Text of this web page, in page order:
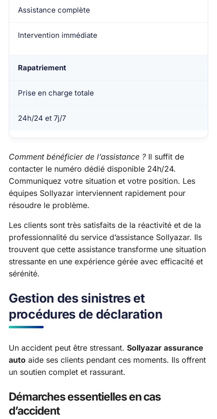
Assistance complète
Intervention immédiate
Rapatriement
Prise en charge totale
24h/24 et 7j/7
Comment bénéficier de l’assistance ? Il suffit de
contacter le numéro dédié disponible 24h/24.
Communiquez votre situation et votre position. Les
équipes Sollyazar interviennent rapidement pour
résoudre le problème.
Les clients sont très satisfaits de la réactivité et de la
professionnalité du service d’assistance Sollyazar. Ils
trouvent que cette assistance transforme une situation
stressante en une expérience gérée avec efficacité et
sérénité.
Gestion des sinistres et
procédures de déclaration
Un accident peut être stressant. Sollyazar assurance
auto aide ses clients pendant ces moments. Ils offrent
un soutien complet et rassurant.
Démarches essentielles en cas
d’accident